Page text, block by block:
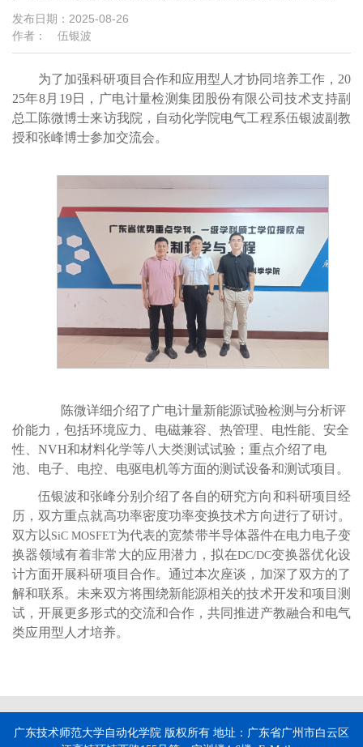
发布日期：2025-08-26
作者： 伍银波
为了加强科研项目合作和应用型人才协同培养工作，20
25年8月19日，广电计量检测集团股份有限公司技术支持副
总工陈微博士来访我院，自动化学院电气工程系伍银波副教
授和张峰博士参加交流会。
陈微详细介绍了广电计量新能源试验检测与分析评
价能力，包括环境应力、电磁兼容、热管理、电性能、安全
性、NVH和材料化学等八大类测试试验；重点介绍了电
池、电子、电控、电驱电机等方面的测试设备和测试项目。
伍银波和张峰分别介绍了各自的研究方向和科研项目经
历，双方重点就高功率密度功率变换技术方向进行了研讨。
双方以 SiC MOSFET为代表的宽禁带半导体器件在电力电子变
换器领域有着非常大的应用潜力，拟在DC/DC变换器优化设
计方面开展科研项目合作。通过本次座谈，加深了双方的了
解和联系。未来双方将围绕新能源相关的技术开发和项目测
试，开展更多形式的交流和合作，共同推进产教融合和电气
类应用型人才培养。
广东技术师范大学自动化学院 版权所有 地址：广东省广州市白云区